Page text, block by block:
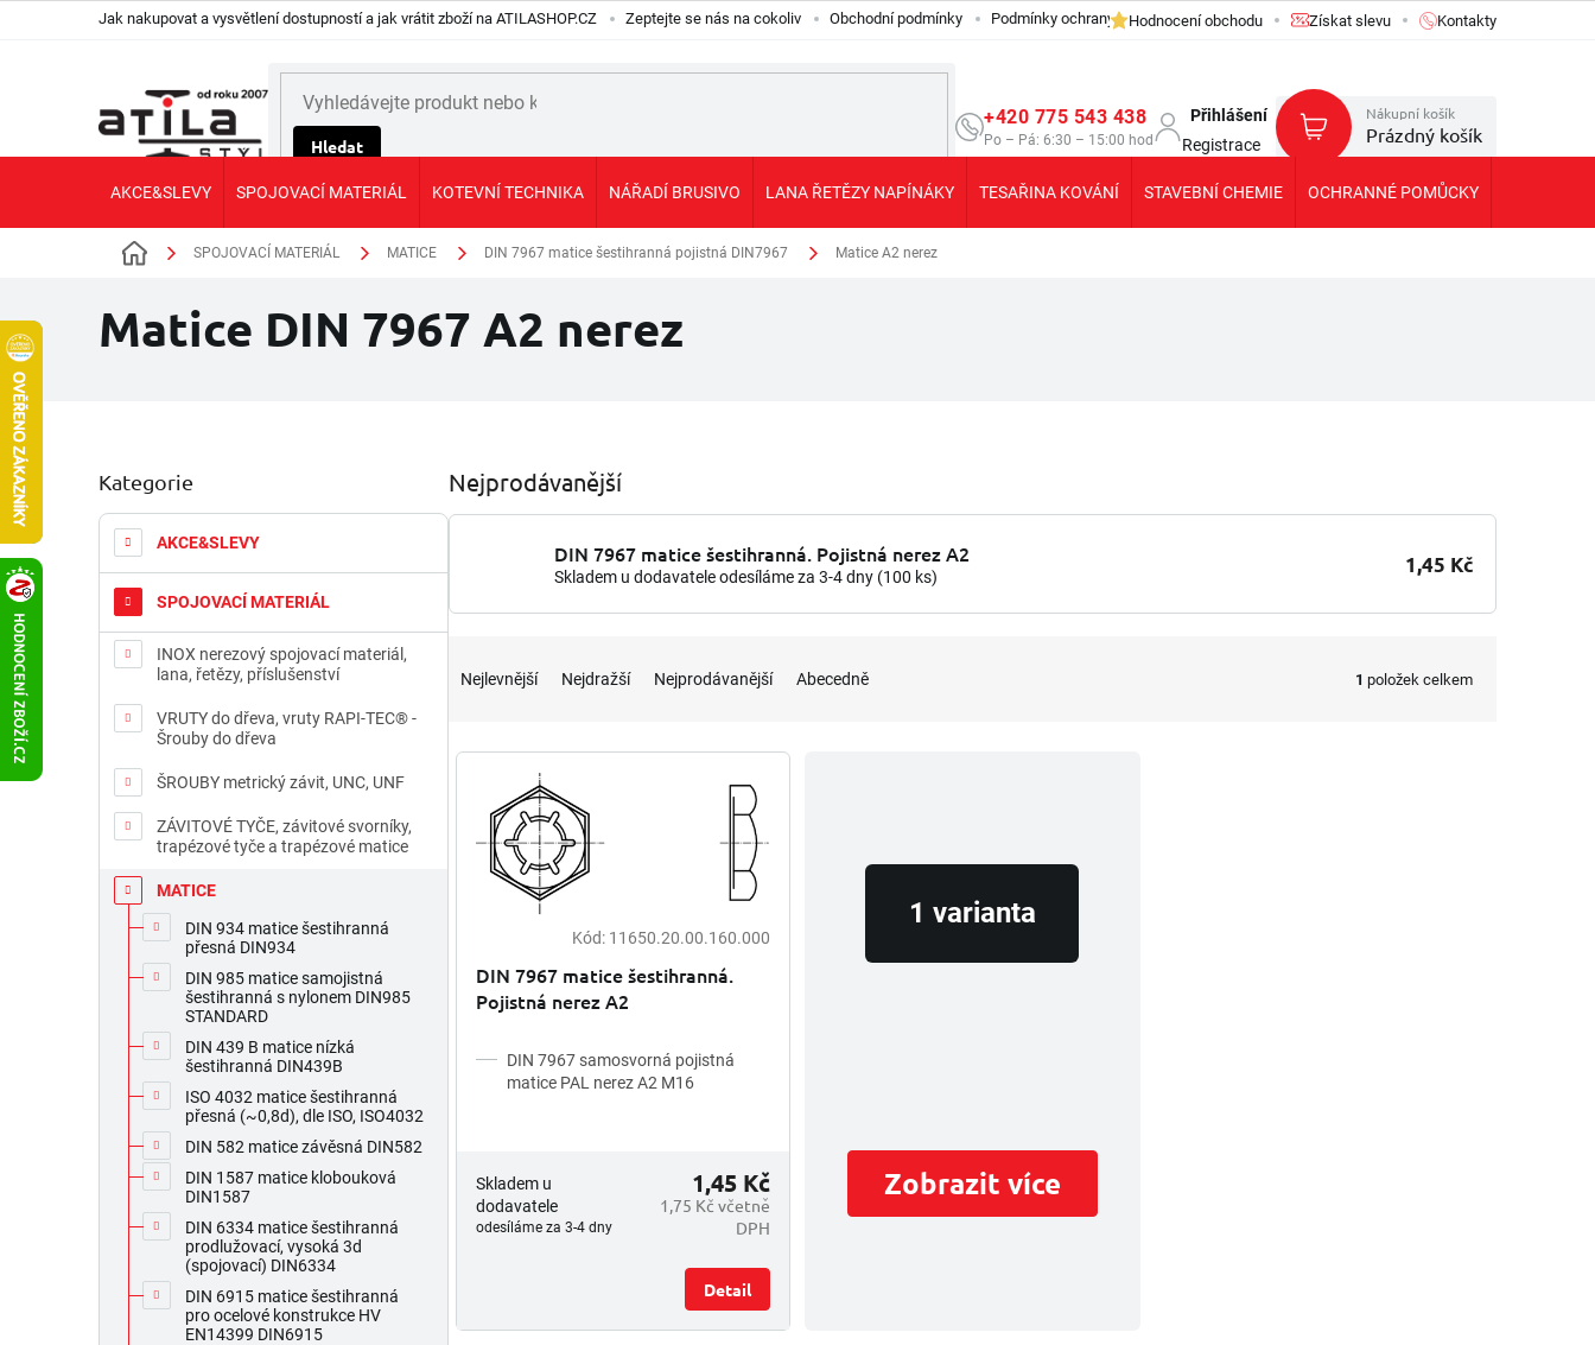
Jak nakupovat a vysvětlení dostupností a jak vrátit zboží na ATILASHOP.CZ Zeptejte se nás na cokoliv Obchodní podmínky Podmínky ochrany osobních údajů GDPR
Hodnocení obchodu Získat slevu Kontakty
Hledat
+420 775 543 438
Po – Pá: 6:30 – 15:00 hod
Přihlášení
Registrace
Nákupní košík
Prázdný košík
AKCE&SLEVY SPOJOVACÍ MATERIÁL KOTEVNÍ TECHNIKA NÁŘADÍ BRUSIVO LANA ŘETĚZY NAPÍNÁKY TESAŘINA KOVÁNÍ STAVEBNÍ CHEMIE OCHRANNÉ POMŮCKY
Domů SPOJOVACÍ MATERIÁL MATICE DIN 7967 matice šestihranná pojistná DIN7967 Matice A2 nerez
Matice DIN 7967 A2 nerez
o
s
r
n
Přeskočit
kategorie
Kategorie
AKCE&SLEVY
SPOJOVACÍ MATERIÁL
INOX nerezový spojovací materiál,
lana, řetězy, příslušenství
VRUTY do dřeva, vruty RAPI-TEC® -
Šrouby do dřeva
ŠROUBY metrický závit, UNC, UNF
ZÁVITOVÉ TYČE, závitové svorníky,
trapézové tyče a trapézové matice
MATICE
DIN 934 matice šestihranná
přesná DIN934
DIN 985 matice samojistná
šestihranná s nylonem DIN985
STANDARD
DIN 439 B matice nízká
šestihranná DIN439B
ISO 4032 matice šestihranná
přesná (~0,8d), dle ISO, ISO4032
DIN 582 matice závěsná DIN582
DIN 1587 matice klobouková
DIN1587
DIN 6334 matice šestihranná
prodlužovací, vysoká 3d
(spojovací) DIN6334
DIN 6915 matice šestihranná
pro ocelové konstrukce HV
EN14399 DIN6915
Nejprodávanější
DIN 7967 matice šestihranná. Pojistná nerez A2
Skladem u dodavatele odesíláme za 3-4 dny (100 ks) 1,45 Kč
n
Nejlevnější Nejdražší Nejprodávanější Abecedně 1 položek celkem
V
Kód: 11650.20.00.160.000
DIN 7967 matice šestihranná.
Pojistná nerez A2
DIN 7967 samosvorná pojistná
matice PAL nerez A2 M16
Skladem u
dodavatele
odesíláme za 3-4 dny
1,75 Kč včetně
DPH
1,45 Kč
Detail
1 varianta
Zobrazit více